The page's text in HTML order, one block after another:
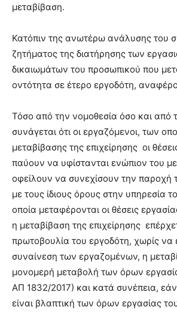
μεταβίβαση.
Κατόπιν της ανωτέρω ανάλυσης του
ζητήματος της διατήρησης των
δικαιωμάτων του προσωπικού που
οντότητα σε έτερο εργοδότη,
Τόσο από την νομοθεσία όσο και από
συνάγεται ότι οι εργαζόμενοι, των
μεταβίβασης της επιχείρησης οι
παύουν να υφίστανται ενώπιον του
οφείλουν να συνεχίσουν την παροχή
με τους ίδιους όρους στην υπηρεσία
οποία μεταφέρονται οι θέσεις
η μεταβίβαση της επιχείρησης
πρωτοβουλία του εργοδότη, χωρίς να
συναίνεση των εργαζομένων, η
μονομερή μεταβολή των όρων
ΑΠ 1832/2017) και κατά συνέπεια,
είναι βλαπτική των όρων εργασίας